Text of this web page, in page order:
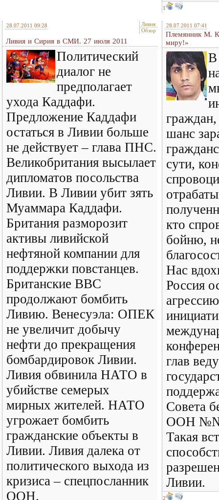
1
28.07.2011 09:28
Ливия
Обзор
Ливия и Сирия в СМИ. 27 июля 2011
Политический
диалог не
предполагает
ухода Каддафи.
Предложение Каддафи
остаться в Ливии больше
не действует – глава ПНС.
Великобритания высылает
дипломатов посольства
Ливии. В Ливии убит зять
Муаммара Каддафи.
Британия разморозит
активы ливийской
нефтяной компании для
поддержки повстанцев.
Британские ВВС
продолжают бомбить
Ливию. Венесуэла: ОПЕК
не увеличит добычу
нефти до прекращения
бомбардировок Ливии.
Ливия обвинила НАТО в
убийстве семерых
мирных жителей. НАТО
угрожает бомбить
гражданские объекты в
Ливии. Ливия далека от
политического выхода из
кризиса – спецпосланник
ООН.
28.07.2011 07:41
Племянник М.
миру!»
В
шанс
сути,
кто
бойню,
Нас
Россия
глав
Совета
ООН №№
Такая
Ливии.
2